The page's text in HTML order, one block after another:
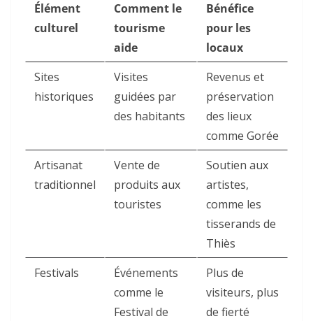
Élément
culturel
Comment le
tourisme
aide
Bénéfice
pour les
locaux
Sites
historiques
Visites
guidées par
des habitants
Revenus et
préservation
des lieux
comme Gorée
Artisanat
traditionnel
Vente de
produits aux
touristes
Soutien aux
artistes,
comme les
tisserands de
Thiès
Festivals
Événements
comme le
Festival de
Plus de
visiteurs, plus
de fierté